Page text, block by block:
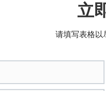
立
请填写表格以